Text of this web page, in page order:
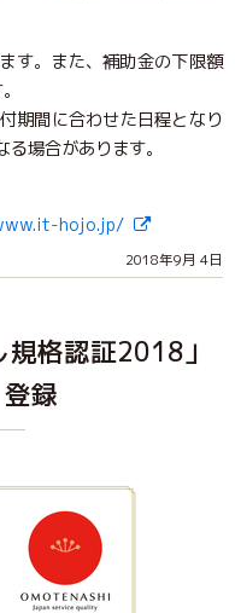
す。また、補助金の下限額
期間に合わせた日程となり
場合があります。
hojo.jp/
2018年9月 4日
格認証2018」
登録